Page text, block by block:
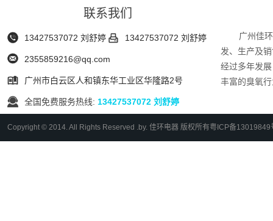
联系我们
 13427537072 刘舒婷  13427537072 刘舒婷
 2355859216@qq.com
 广州市白云区人和镇东华工业区华隆路2号
 全国免费服务热线: 13427537072 刘舒婷
广州佳
发、生产及
经过多年发
丰富的臭氧
Copyright © 2014. All Rights Reserved .by. 佳环电器 版权所有粤ICP备13019849